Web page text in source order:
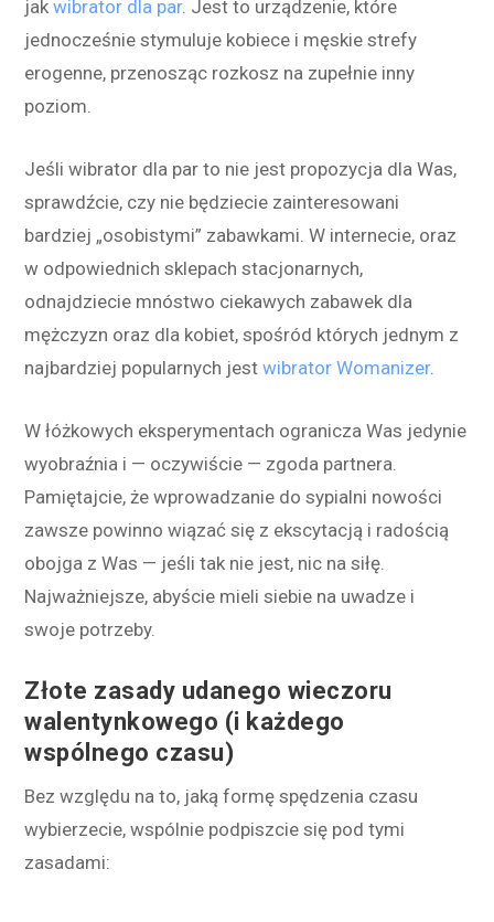
jakwibrator dla par. Jest to urządzenie, które
jednocześnie stymuluje kobiece i męskie strefy
erogenne, przenosząc rozkosz na zupełnie inny
poziom.
Jeśli wibrator dla par to nie jest propozycja dla Was,
sprawdźcie, czy nie będziecie zainteresowani
bardziej „osobistymi” zabawkami. W internecie, oraz
w odpowiednich sklepach stacjonarnych,
odnajdziecie mnóstwo ciekawych zabawek dla
mężczyzn oraz dla kobiet, spośród których jednym z
najbardziej popularnych jestwibrator Womanizer.
W łóżkowych eksperymentach ogranicza Was jedynie
wyobraźnia i — oczywiście — zgoda partnera.
Pamiętajcie, że wprowadzanie do sypialni nowości
zawsze powinno wiązać się z ekscytacją i radością
obojga z Was — jeśli tak nie jest, nic na siłę.
Najważniejsze, abyście mieli siebie na uwadze i
swoje potrzeby.
Złote zasady udanego wieczoru
walentynkowego (i każdego
wspólnego czasu)
Bez względu na to, jaką formę spędzenia czasu
wybierzecie, wspólnie podpiszcie się pod tymi
zasadami: